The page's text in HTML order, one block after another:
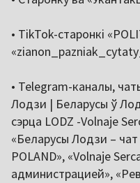
• TikTok-старонкі
• Telegram-каналы,
Лодзи | Беларусы ў
сэрца LODZ -Volnaje
«Беларусы Лодзи –
POLAND», «Volnaje
администрацией»,